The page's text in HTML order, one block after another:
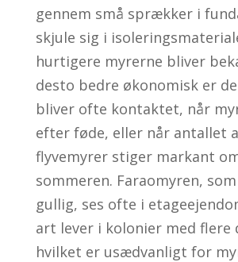
gennem små sprækker i
skjule sig i
hurtigere myrerne bliver
desto bedre økonomisk er
bliver ofte kontaktet, når
efter føde, eller når antallet
flyvemyrer stiger markant
sommeren. Faraomyren,
gullig, ses ofte i
art lever i kolonier med flere
hvilket er usædvanligt for